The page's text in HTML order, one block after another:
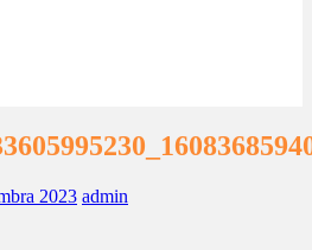
2023 admin